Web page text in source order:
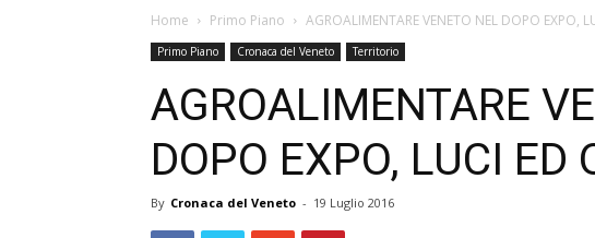
Home Primo Piano AGROALIMENTARE VENETO NEL DOPO EXPO,
Primo Piano Cronaca del Veneto Territorio
AGROALIMENTARE
DOPO EXPO, LUCI ED
By Cronaca del Veneto - 19 Luglio 2016